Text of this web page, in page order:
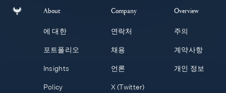
About
에 대한
포트폴리오
Insights
Policy
Company
연락처
채용
언론
X (Twitter)
Overview
주의
계약사항
개인 정보